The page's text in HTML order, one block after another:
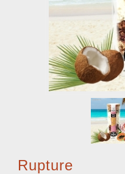
Rupture